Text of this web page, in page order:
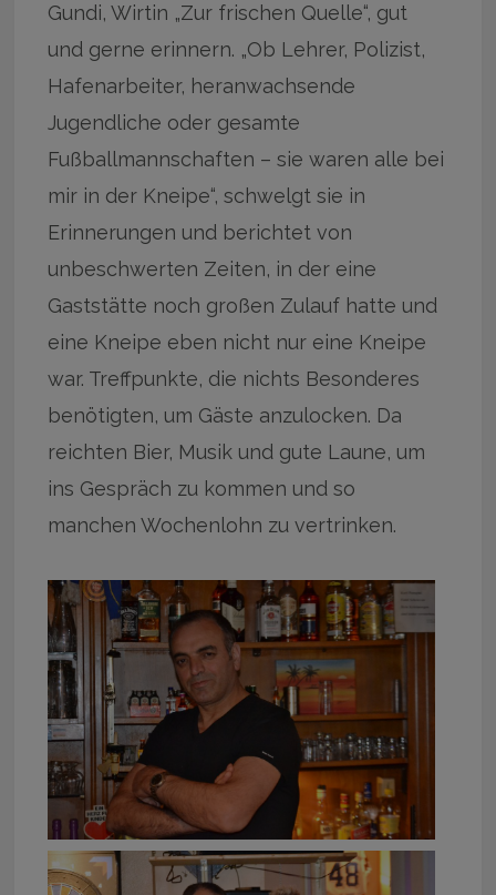
Gundi, Wirtin „Zur frischen Quelle“, gut
und gerne erinnern. „Ob Lehrer, Polizist,
Hafenarbeiter, heranwachsende
Jugendliche oder gesamte
Fußballmannschaften – sie waren alle bei
mir in der Kneipe“, schwelgt sie in
Erinnerungen und berichtet von
unbeschwerten Zeiten, in der eine
Gaststätte noch großen Zulauf hatte und
eine Kneipe eben nicht nur eine Kneipe
war. Treffpunkte, die nichts Besonderes
benötigten, um Gäste anzulocken. Da
reichten Bier, Musik und gute Laune, um
ins Gespräch zu kommen und so
manchen Wochenlohn zu vertrinken.